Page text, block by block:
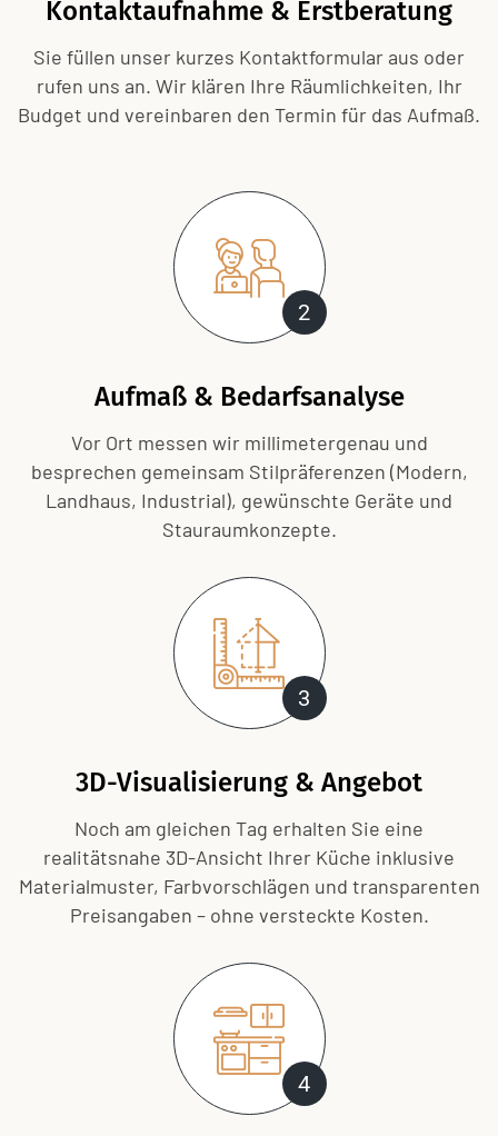
Kontaktaufnahme & Erstberatung
Sie füllen unser kurzes Kontaktformular aus oder
rufen uns an. Wir klären Ihre Räumlichkeiten, Ihr
Budget und vereinbaren den Termin für das Aufmaß.
2
Aufmaß & Bedarfsanalyse
Vor Ort messen wir millimetergenau und
besprechen gemeinsam Stil­präferenzen (Modern,
Landhaus, Industrial), gewünschte Geräte und
Stauraum­konzepte.
3
3D-Visualisierung & Angebot
Noch am gleichen Tag erhalten Sie eine
realitätsnahe 3D-Ansicht Ihrer Küche inklusive
Material­muster, Farbvorschlägen und transparenten
Preisangaben – ohne versteckte Kosten.
4